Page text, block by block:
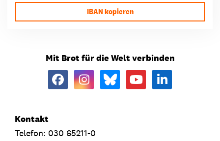
IBAN kopieren
Mit Brot für die Welt verbinden
Kontakt
Telefon: 030 65211-0